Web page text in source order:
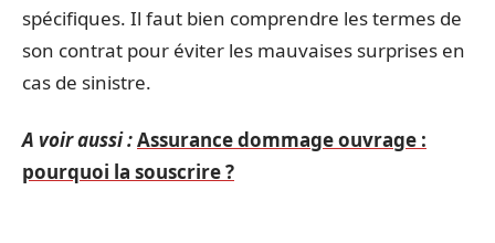
spécifiques. Il faut bien comprendre les termes de
son contrat pour éviter les mauvaises surprises en
cas de sinistre.
A voir aussi :Assurance dommage ouvrage :
pourquoi la souscrire ?